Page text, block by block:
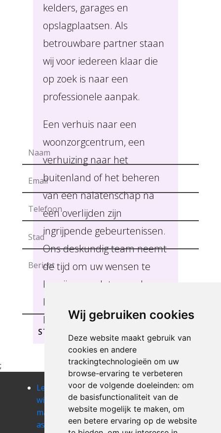
Wij gebruiken cookies
Deze website maakt gebruik van
cookies en andere
trackingtechnologieën om uw
browse-ervaring te verbeteren
voor de volgende doeleinden: om
de basisfunctionaliteit van de
website mogelijk te maken, om
een betere ervaring op de website
kelders, garages en
opslagplaatsen. Als
betrouwbare partner staan
wij voor iedereen klaar die
op zoek is naar een
professionele aanpak.
Een verhuis naar een
woonzorgcentrum, een
verhuizing naar het
buitenland of het beheren
van een nalatenschap na
een overlijden zijn
ingrijpende gebeurtenissen.
Ons deskundig team neemt
de tijd om uw wensen te
begrijpen zodat we u de
beste service kunnen
leveren, Arville.
STUREN
;
Leegmaken
winkel of
magazij
assenois
Leegmaken
winkel of
magazij athus
Leegmaken
winkel of
magazij attert
Leegmaken
Leegmaken